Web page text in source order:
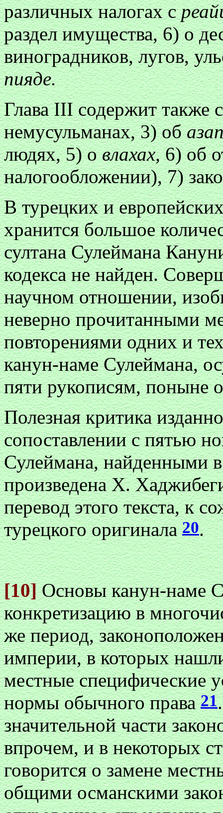
различных налогах с
раздел имущества, 6) о
виноградников, лугов,
пияде.
Глава III содержит также
немусульманах, 3) об
людях, 5) овлахах,6) об
налогообложении), 7)
В турецких и
хранится большое
султана Сулеймана
кодекса не найден.
научном отношении,
неверно прочитанными
повторениями одних и
канун-наме Сулеймана,
пяти рукописям, поныне
Полезная критика
сопоставлении с пятью
Сулеймана, найденными
произведена Х.
перевод этого текста, к
турецкого оригинала20.
[10]Основы канун-наме
конкретизацию в
же период,
империи, в которых
местные специфические
нормы обычного права21
значительной части
впрочем, и в некоторых
говорится о замене
общими османскими